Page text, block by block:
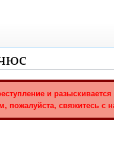
и
пожалуйста, свяжитесь с